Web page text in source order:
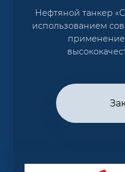
Нефтяной танкер
использованием